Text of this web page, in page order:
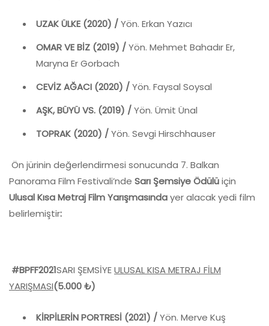
UZAK ÜLKE (2020) /Yön. Erkan Yazıcı
OMAR VE BİZ (2019) /Yön. Mehmet Bahadır Er,
Maryna Er Gorbach
CEVİZ AĞACI (2020) /Yön. Faysal Soysal
AŞK, BÜYÜ VS. (2019) /Yön. Ümit Ünal
TOPRAK (2020) /Yön. Sevgi Hirschhauser
Ön jürinin değerlendirmesi sonucunda 7. Balkan
Panorama Film Festivali’nde Sarı Şemsiye Ödülüiçin
Ulusal Kısa Metraj Film Yarışmasındayer alacak yedi film
belirlemiştir:
#BPFF2021SARI ŞEMSİYEULUSAL KISA METRAJ FİLM
YARIŞMASI(5.000₺)
KİRPİLERİN PORTRESİ (2021) /Yön. Merve Kuş